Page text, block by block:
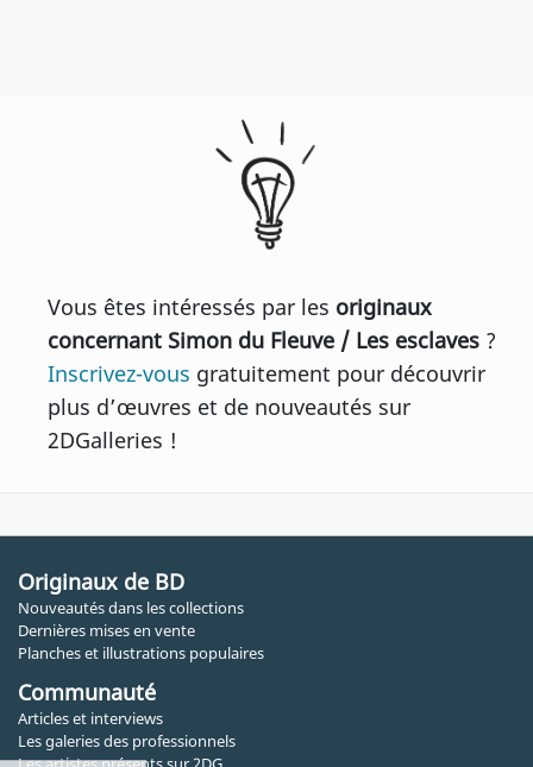
Vous êtes intéressés par les originaux
concernant Simon du Fleuve / Les esclaves ?
Inscrivez-vous gratuitement pour découvrir
plus d’œuvres et de nouveautés sur
2DGalleries !
Originaux de BD
Nouveautés dans les collections
Dernières mises en vente
Planches et illustrations populaires
Communauté
Articles et interviews
Les galeries des professionnels